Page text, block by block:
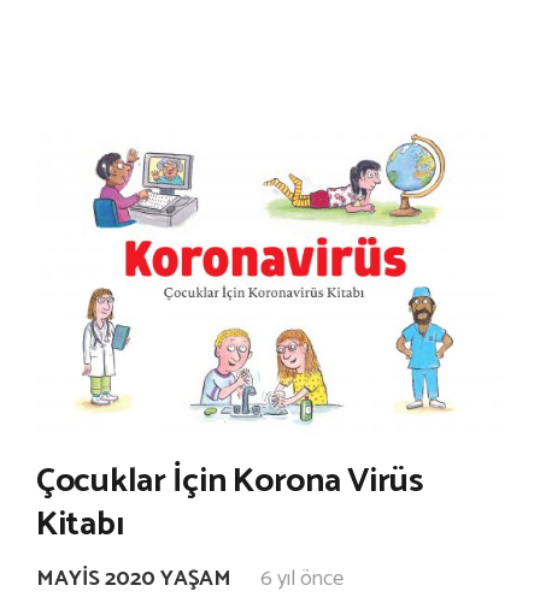
Çocuklar İçin Korona Virüs
Kitabı
MAYIS 2020 YAŞAM 6 yıl önce